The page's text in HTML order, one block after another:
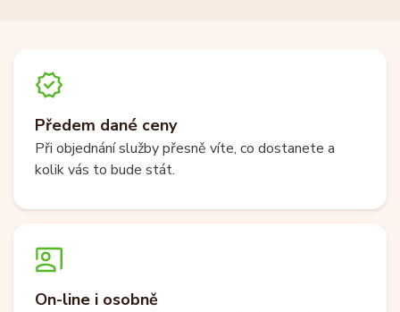
Předem dané ceny
Při objednání služby přesně víte, co dostanete a
kolik vás to bude stát.
On-line i osobně